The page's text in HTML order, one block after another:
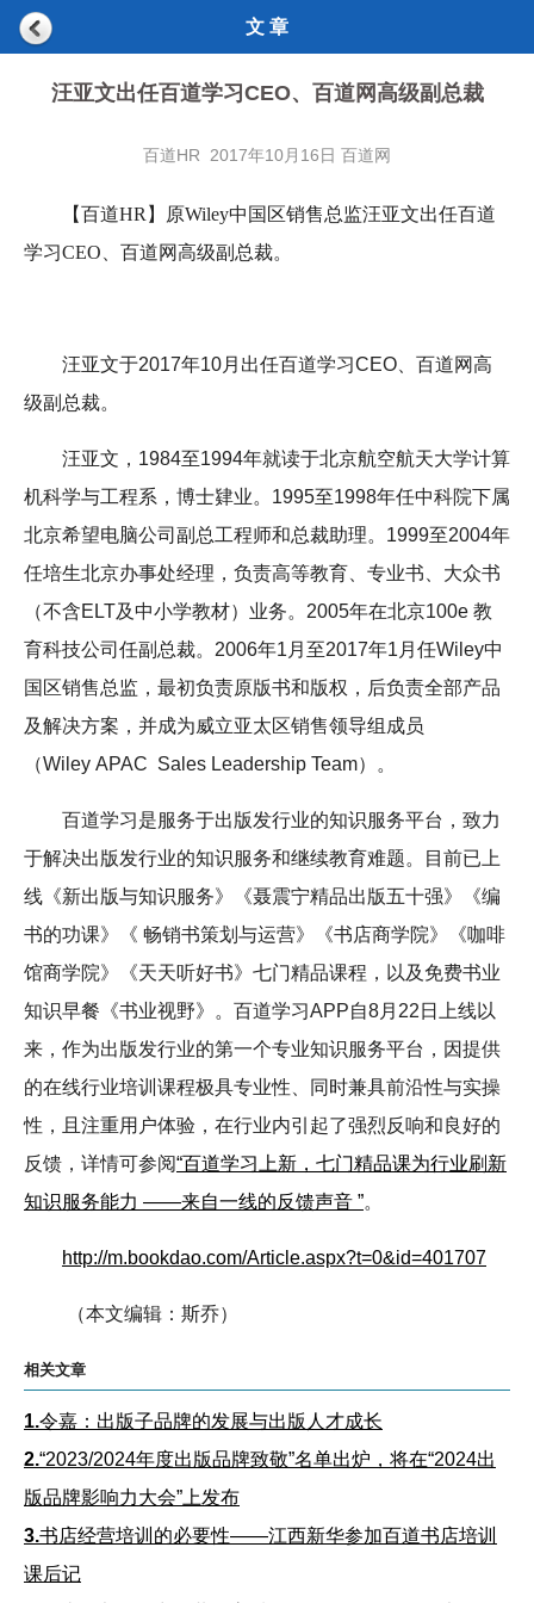
文 章
汪亚文出任百道学习CEO、百道网高级副总裁
百道HR 2017年10月16日 百道网
【百道HR】原Wiley中国区销售总监汪亚文出任百道
学习CEO、百道网高级副总裁。
汪亚文于2017年10月出任百道学习CEO、百道网高
级副总裁。
汪亚文，1984至1994年就读于北京航空航天大学计算
机科学与工程系，博士肄业。1995至1998年任中科院下属
北京希望电脑公司副总工程师和总裁助理。1999至2004年
任培生北京办事处经理，负责高等教育、专业书、大众书
（不含ELT及中小学教材）业务。2005年在北京100e 教
育科技公司任副总裁。2006年1月至2017年1月任Wiley中
国区销售总监，最初负责原版书和版权，后负责全部产品
及解决方案，并成为威立亚太区销售领导组成员
（Wiley APAC Sales Leadership Team）。
百道学习是服务于出版发行业的知识服务平台，致力
于解决出版发行业的知识服务和继续教育难题。目前已上
线《新出版与知识服务》《聂震宁精品出版五十强》《编
书的功课》《 畅销书策划与运营》《书店商学院》《咖啡
馆商学院》《天天听好书》七门精品课程，以及免费书业
知识早餐《书业视野》。百道学习APP自8月22日上线以
来，作为出版发行业的第一个专业知识服务平台，因提供
的在线行业培训课程极具专业性、同时兼具前沿性与实操
性，且注重用户体验，在行业内引起了强烈反响和良好的
反馈，详情可参阅“百道学习上新，七门精品课为行业刷新
知识服务能力 ——来自一线的反馈声音 ”。
http://m.bookdao.com/Article.aspx?t=0&id=401707
（本文编辑：斯乔）
相关文章
1.令嘉：出版子品牌的发展与出版人才成长
2.“2023/2024年度出版品牌致敬”名单出炉，将在“2024出
版品牌影响力大会”上发布
3.书店经营培训的必要性——江西新华参加百道书店培训
课后记